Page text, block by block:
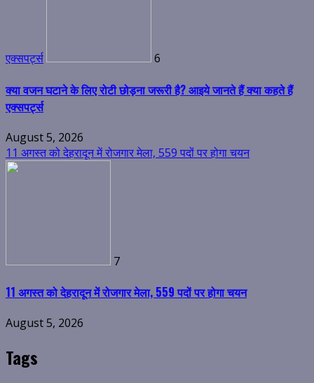
एक्सपर्ट्स 6
क्या वजन घटाने के लिए रोटी छोड़ना जरूरी है? आइये जानते हैं क्या कहते हैं
एक्सपर्ट्स
August 5, 2026
11 अगस्त को देहरादून में रोजगार मेला, 559 पदों पर होगा चयन
7
11 अगस्त को देहरादून में रोजगार मेला, 559 पदों पर होगा चयन
August 5, 2026
Tags